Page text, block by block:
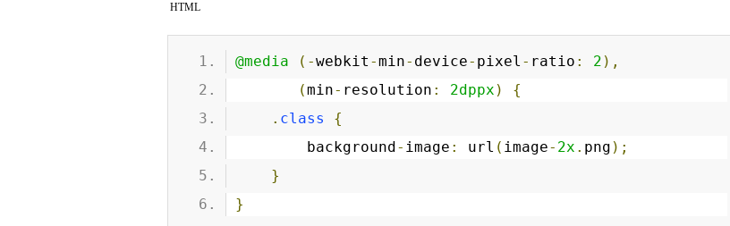
HTML
@media (-webkit -min- device- pixel - ratio : 2 ),
(min- resolution : 2dppx )
{
. class
{
        background
- image : url ( image- 2x . png );
}
}